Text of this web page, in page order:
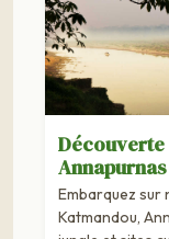
Découverte
Embarquez sur
Katmandou,